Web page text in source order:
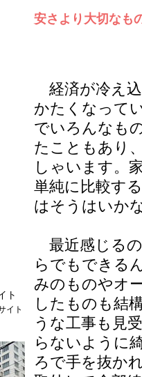
ト
イト
安さより大切なも
経済が冷え
かたくなって
でいろんなも
たこともあり
しゃいます。
単純に比較す
はそうはいか
最近感じる
らでもできる
みのものやオ
したものも結
うな工事も見
らないように
ろで手を抜か